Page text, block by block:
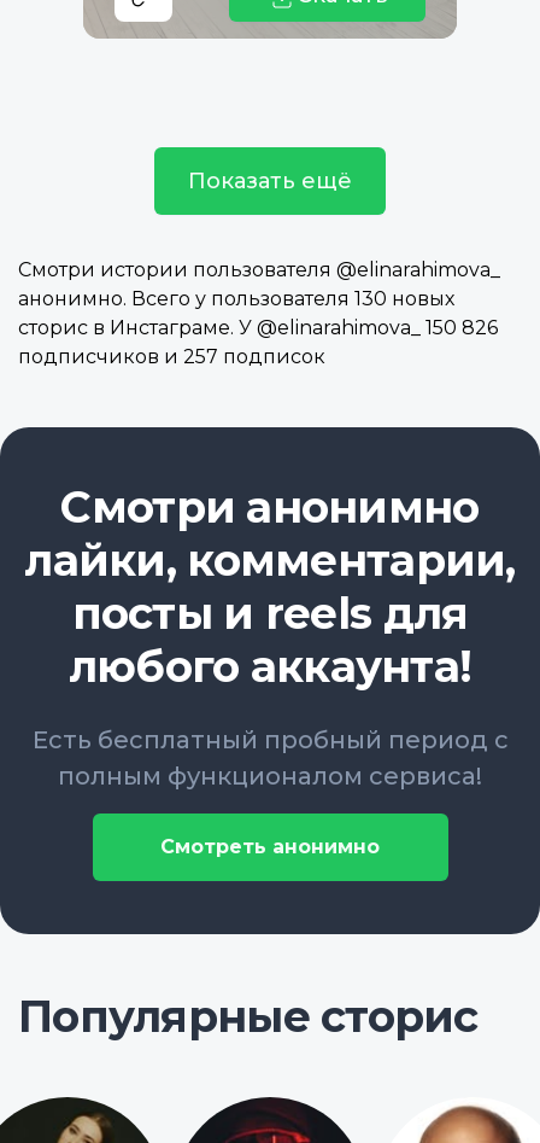
Показать ещё
Смотри истории пользователя @elinarahimova_
анонимно. Всего у пользователя 130 новых
сторис в Инстаграме. У @elinarahimova_ 150 826
подписчиков и 257 подписок
Смотри анонимно
лайки, комментарии,
посты и reels для
любого аккаунта!
Есть бесплатный пробный период с
полным функционалом сервиса!
Смотреть анонимно
Популярные сторис